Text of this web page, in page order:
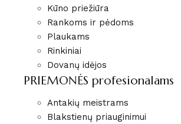
Kūno priežiūra
Rankoms ir pėdoms
Plaukams
Rinkiniai
Dovanų idėjos
PRIEMONĖS profesionalams
Antakių meistrams
Blakstienų priauginimui